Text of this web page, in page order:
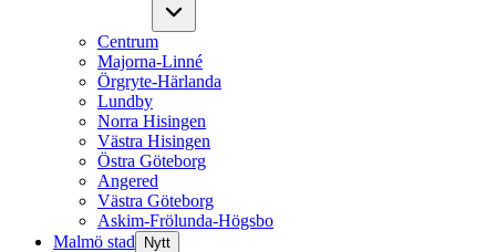
Centrum
Majorna-Linné
Örgryte-Härlanda
Lundby
Norra Hisingen
Västra Hisingen
Östra Göteborg
Angered
Västra Göteborg
Askim-Frölunda-Högsbo
Malmö stad
Nytt